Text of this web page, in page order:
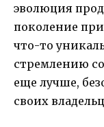
эволюция
поколение
что-то
стремлению
еще лучше,
своих